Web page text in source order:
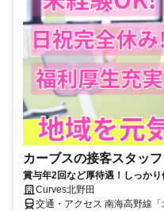
カーブスの接客スタッフ
賞与年2回など厚待遇！しっかり
Curves北野田
交通・アクセス 南海高野線